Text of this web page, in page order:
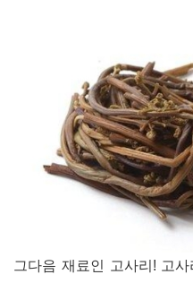
그다음 재료인 고사리 ! 고